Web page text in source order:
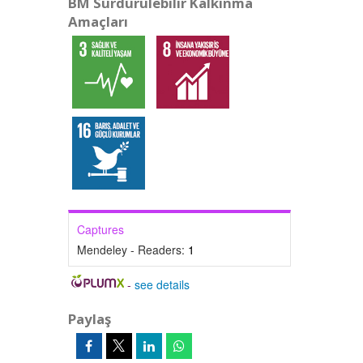
Amaçları
Captures
Mendeley - Readers: 1
-see details
Paylaş